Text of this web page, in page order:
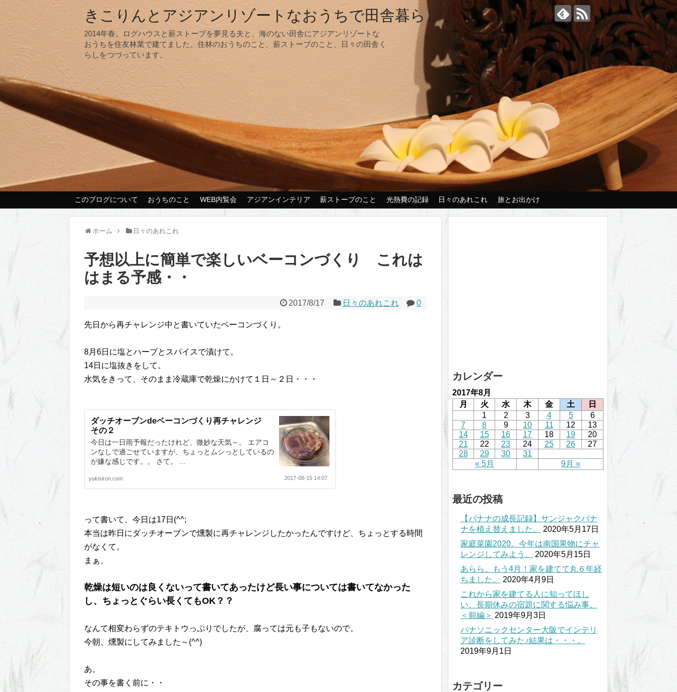
きこりんとアジアンリゾートなおうちで田舎暮らし
2014年春。ログハウスと薪ストーブを夢見る夫と、海のない田舎にアジアンリゾートな
おうちを住友林業で建てました。住林のおうちのこと、薪ストーブのこと、日々の田舎く
らしをつづっています。
このブログについて おうちのこと WEB内覧会 アジアンインテリア 薪ストーブのこと 光熱費の記録 日々のあれこれ 旅とお出かけ
ホーム 日々のあれこれ
予想以上に簡単で楽しいベーコンづくり これは
はまる予感・・
2017/8/17 日々のあれこれ 0
先日から再チャレンジ中と書いていたベーコンづくり。
8月6日に塩とハーブとスパイスで漬けて。
14日に塩抜きをして。
水気をきって、そのまま冷蔵庫で乾燥にかけて１日～２日・・・
ダッチオーブンdeベーコンづくり再チャレンジ
その２
今日は一日雨予報だったけれど、微妙な天気～。 エアコ
ンなしで過ごせていますが、ちょっとムシっとしているの
が嫌な感じです。。 さて。 ...
yukisiron.com 2017-08-15 14:07
って書いて、今日は17日(^^;
本当は昨日にダッチオーブンで燻製に再チャレンジしたかったんですけど、ちょっとする時間
がなくて。
まぁ、
乾燥は短いのは良くないって書いてあったけど長い事については書いてなかった
し、ちょっとぐらい長くてもOK？？
なんて相変わらずのテキトウっぷりでしたが、腐っては元も子もないので。
今朝、燻製にしてみました～(^^)
あ。
その事を書く前に・・
カレンダー
2017年8月
月
火 水 木 金 土 日
« 5月 9月 »
1 2 3 4 5
6
7
8 9 10 11 12
13
14
15 16 17 18 19
20
21
22 23 24 25 26
27
28
29 30 31
最近の投稿
【バナナの成長記録】サンジャクバナ
ナを植え替えました。
2020年5月17日
家庭菜園2020。今年は南国果物にチャ
レンジしてみよう。
2020年5月15日
あらら、もう4月！家を建てて丸６年経
ちました。
2020年4月9日
これから家を建てる人に知ってほし
い、長期休みの宿題に関する悩み事。
＜前編＞ 2019年9月3日
パナソニックセンター大阪でインテリ
ア診断をしてみた♪結果は・・・。
2019年9月1日
カテゴリー